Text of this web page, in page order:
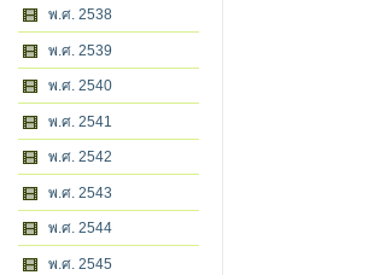
พ.ศ. 2538
พ.ศ. 2539
พ.ศ. 2540
พ.ศ. 2541
พ.ศ. 2542
พ.ศ. 2543
พ.ศ. 2544
พ.ศ. 2545